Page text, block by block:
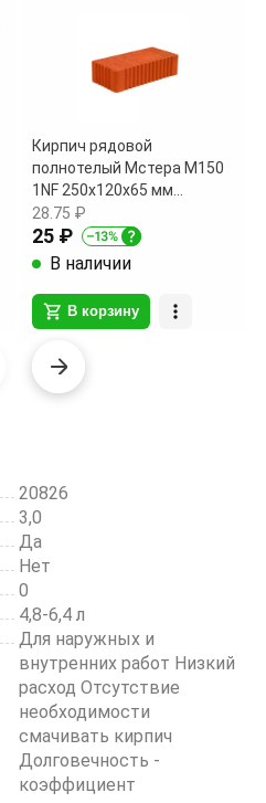
Кирпич рядовой
полнотелый Мстера М150
1NF 250х120х65 мм
поштучно
28.75 ₽
25 ₽
В наличии
В корзину
20826
3,0
Да
Нет
0
4,8-6,4 л
Для наружных и
внутренних работ Низкий
расход Отсутствие
необходимости
смачивать кирпич
Долговечность -
коэффициент